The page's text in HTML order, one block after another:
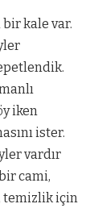
kale var.
iken
ister.
vardır
cami,
temizlik için